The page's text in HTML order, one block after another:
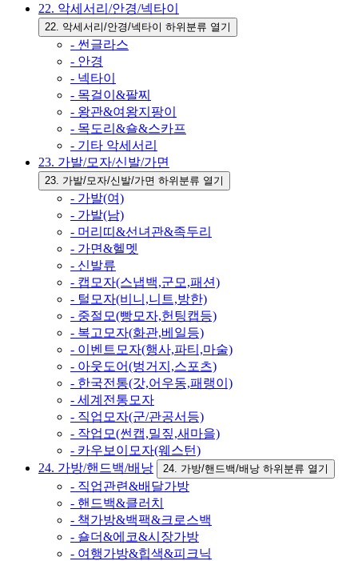
22. 악세서리/안경/넥타이
22. 악세서리/안경/넥타이 하위분류 열기
- 썬글라스
- 안경
- 넥타이
- 목걸이&팔찌
- 왕관&여왕지팡이
- 목도리&숄&스카프
- 기타 악세서리
23. 가발/모자/신발/가면
23. 가발/모자/신발/가면 하위분류 열기
- 가발(여)
- 가발(남)
- 머리띠&선녀관&족두리
- 가면&헬멧
- 신발류
- 캡모자(스냅백,군모,패션)
- 털모자(비니,니트,방한)
- 중절모(빵모자,헌팅캡등)
- 복고모자(화관,베일등)
- 이벤트모자(행사,파티,마술)
- 아웃도어(벙거지,스포츠)
- 한국전통(갓,어우동,패랭이)
- 세계전통모자
- 직업모자(군/관공서등)
- 작업모(썬캡,밀짚,새마을)
- 카우보이모자(웨스턴)
24. 가방/핸드백/배낭
24. 가방/핸드백/배낭 하위분류 열기
- 직업관련&배달가방
- 핸드백&클러치
- 책가방&백팩&크로스백
- 숄더&에코&시장가방
- 여행가방&힙색&피크닉